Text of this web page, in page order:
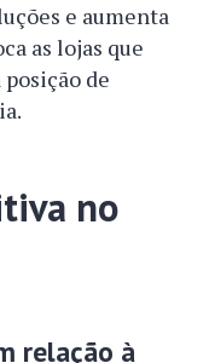
e aumenta
as lojas que
de
no
relação à